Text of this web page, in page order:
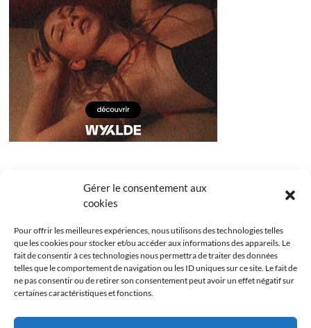
Gérer le consentement aux
cookies
Pour offrir les meilleures expériences, nous utilisons des technologies telles
que les cookies pour stocker et/ou accéder aux informations des appareils. Le
fait de consentir à ces technologies nous permettra de traiter des données
telles que le comportement de navigation ou les ID uniques sur ce site. Le fait de
ne pas consentir ou de retirer son consentement peut avoir un effet négatif sur
certaines caractéristiques et fonctions.